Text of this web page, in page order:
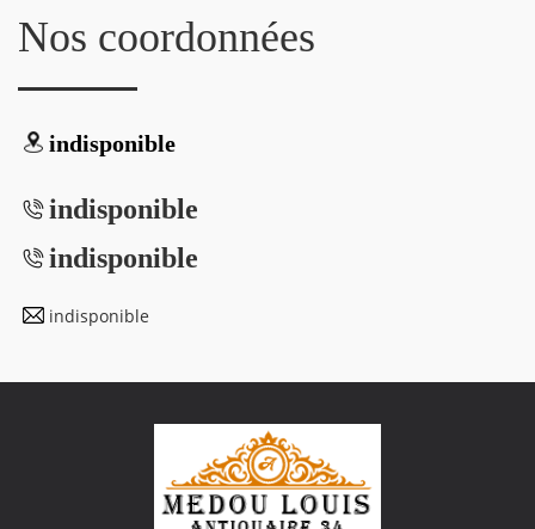
Nos coordonnées
indisponible
indisponible
indisponible
indisponible